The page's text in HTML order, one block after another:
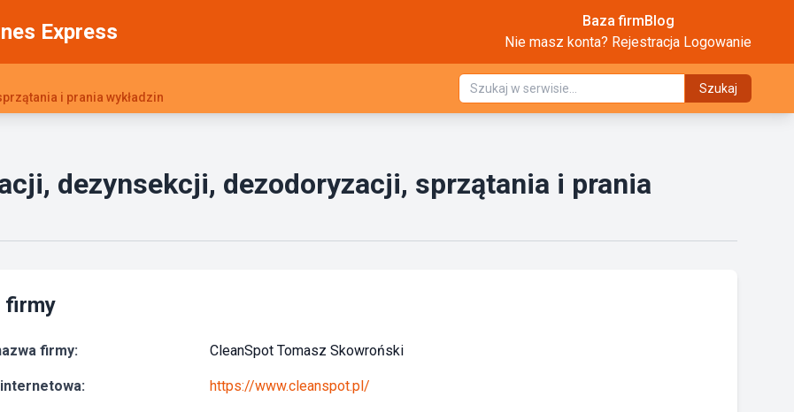
Express Baza firmBlog
Nie masz konta? Rejestracja Logowanie
i prania wykładzin
Szukaj
dezynsekcji, dezodoryzacji, sprzątania i prania
firmy
firmy: CleanSpot Tomasz Skowroński
https://www.cleanspot.pl/